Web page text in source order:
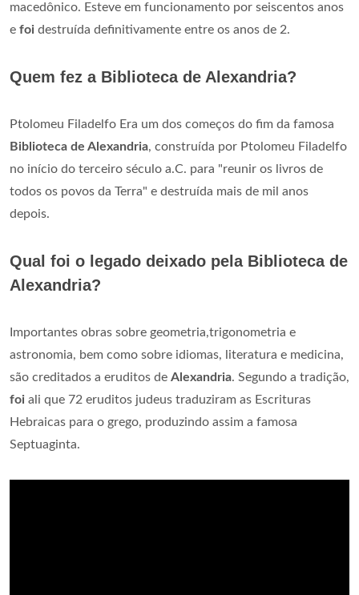
macedônico. Esteve em funcionamento por seiscentos anos
e foi destruída definitivamente entre os anos de 2.
Quem fez a Biblioteca de Alexandria?
Ptolomeu Filadelfo Era um dos começos do fim da famosa
Biblioteca de Alexandria, construída por Ptolomeu Filadelfo
no início do terceiro século a.C. para "reunir os livros de
todos os povos da Terra" e destruída mais de mil anos
depois.
Qual foi o legado deixado pela Biblioteca de
Alexandria?
Importantes obras sobre geometria,trigonometria e
astronomia, bem como sobre idiomas, literatura e medicina,
são creditados a eruditos de Alexandria. Segundo a tradição,
foi ali que 72 eruditos judeus traduziram as Escrituras
Hebraicas para o grego, produzindo assim a famosa
Septuaginta.